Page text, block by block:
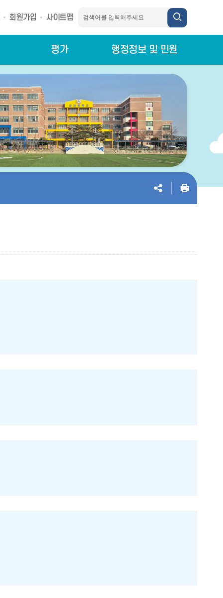
회원가입 사이트맵
평가 행정정보 및 민원